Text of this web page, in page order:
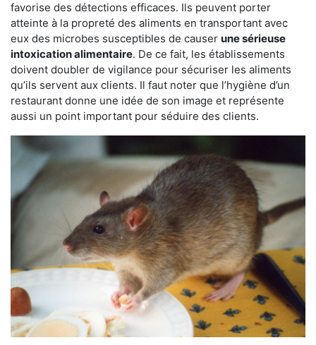
favorise des détections efficaces. Ils peuvent porter
atteinte à la propreté des aliments en transportant avec
eux des microbes susceptibles de causer une sérieuse
intoxication alimentaire. De ce fait, les établissements
doivent doubler de vigilance pour sécuriser les aliments
qu’ils servent aux clients. Il faut noter que l’hygiène d’un
restaurant donne une idée de son image et représente
aussi un point important pour séduire des clients.